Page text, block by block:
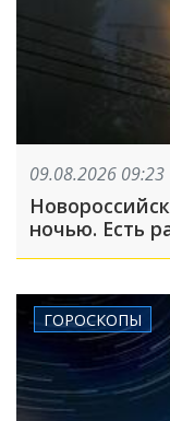
09.08.2026 09:23
ночью. Есть
ГОРОСКОПЫ